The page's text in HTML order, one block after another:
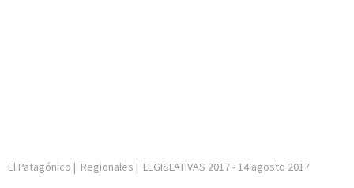
El Patagónico | Regionales | LEGISLATIVAS 2017- 14 agosto 2017